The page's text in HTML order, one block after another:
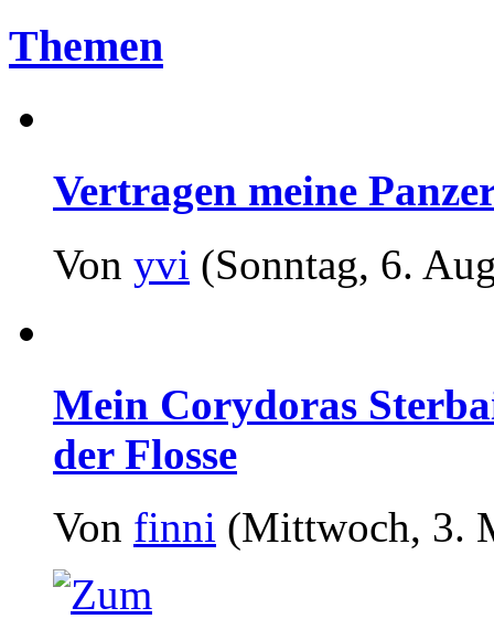
Themen
Vertragen meine
Von yvi (Sonntag, 6.
Mein Corydoras
der Flosse
Von finni (Mittwoch, 3.